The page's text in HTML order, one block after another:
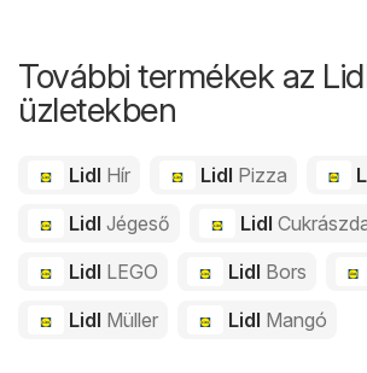
További termékek az
üzletekben
Lidl Hír Lidl Pizza
Lidl Jégeső Lidl
Lidl LEGO Lidl Bors
Lidl Müller Lidl Mangó